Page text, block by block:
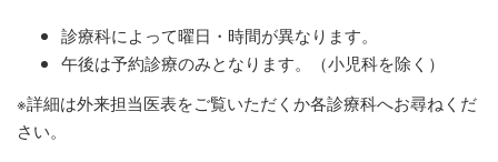
診療科によって曜日・時間が異なります。
午後は予約診療のみとなります。（小児科を除く）
※詳細は外来担当医表をご覧いただくか各診療科へお尋ねくだ
さい。